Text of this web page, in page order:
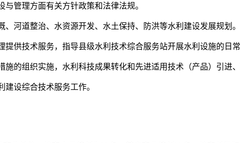
管理方面有关方针政策和法律法规。
河道整治、水资源开发、水土保持、防洪等水利建设发展规划。
供技术服务，指导县级水利技术综合服务站开展水利设施的日常
的组织实施，水利科技成果转化和先进适用技术（产品）引进、
设综合技术服务工作。